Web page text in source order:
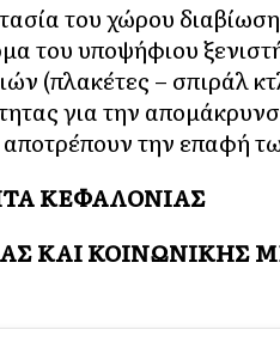
του χώρου
του υποψήφιου
(πλακέτες – σπιράλ
για την
την επαφή
ΚΕΦΑΛΟΝΙΑΣ
ΚΑΙ ΚΟΙΝΩΝΙΚΗΣ